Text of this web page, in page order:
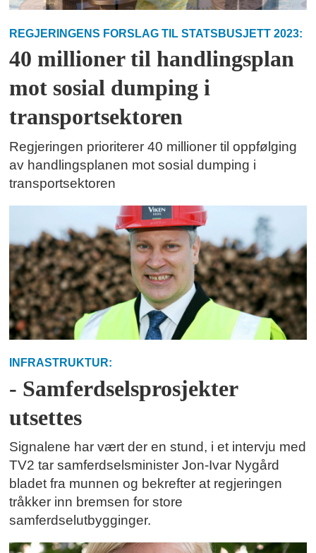
REGJERINGENS FORSLAG TIL STATSBUSJETT 2023:
40 millioner til handlingsplan
mot sosial dumping i
transportsektoren
Regjeringen prioriterer 40 millioner til oppfølging
av handlingsplanen mot sosial dumping i
transportsektoren
INFRASTRUKTUR:
- Samferdselsprosjekter
utsettes
Signalene har vært der en stund, i et intervju med
TV2 tar samferdselsminister Jon-Ivar Nygård
bladet fra munnen og bekrefter at regjeringen
tråkker inn bremsen for store
samferdselutbygginger.